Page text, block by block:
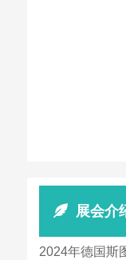
展会介
2024年德国斯